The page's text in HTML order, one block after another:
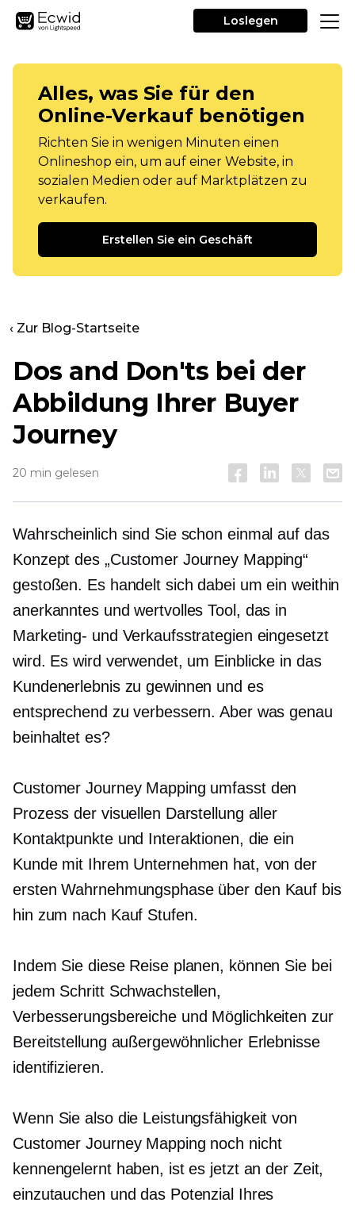
Loslegen
Alles, was Sie für den
Online-Verkauf benötigen
Richten Sie in wenigen Minuten einen
Onlineshop ein, um auf einer Website, in
sozialen Medien oder auf Marktplätzen zu
verkaufen.
Erstellen Sie ein Geschäft
‹ Zur Blog-Startseite
Dos and Don'ts bei der
Abbildung Ihrer Buyer
Journey
20 min gelesen
Wahrscheinlich sind Sie schon einmal auf das
Konzept des „Customer Journey Mapping“
gestoßen. Es handelt sich dabei um ein weithin
anerkanntes und wertvolles Tool, das in
Marketing- und Verkaufsstrategien eingesetzt
wird. Es wird verwendet, um Einblicke in das
Kundenerlebnis zu gewinnen und es
entsprechend zu verbessern. Aber was genau
beinhaltet es?
Customer Journey Mapping umfasst den
Prozess der visuellen Darstellung aller
Kontaktpunkte und Interaktionen, die ein
Kunde mit Ihrem Unternehmen hat, von der
ersten Wahrnehmungsphase über den Kauf bis
hin zum nach Kauf Stufen.
Indem Sie diese Reise planen, können Sie bei
jedem Schritt Schwachstellen,
Verbesserungsbereiche und Möglichkeiten zur
Bereitstellung außergewöhnlicher Erlebnisse
identifizieren.
Wenn Sie also die Leistungsfähigkeit von
Customer Journey Mapping noch nicht
kennengelernt haben, ist es jetzt an der Zeit,
einzutauchen und das Potenzial Ihres